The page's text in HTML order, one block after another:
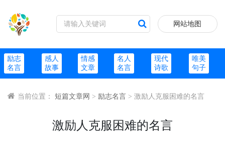
网站地图
励志
名言
感人
故事
情感
文章
名人
名言
现代
诗歌
唯美
句子
当前位置： 短篇文章网 > 励志名言 > 激励人克服困难的名言
激励人克服困难的名言